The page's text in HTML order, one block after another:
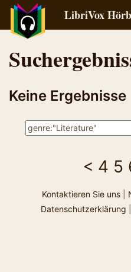
LibriVox
Keine Ergebnisse
< 4 5
Kontaktieren Sie uns
Datenschutzerklärung